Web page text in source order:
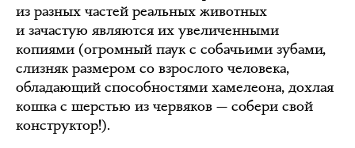
из разных частей реальных животных
и зачастую являются их увеличенными
копиями (огромный паук с собачьими зубами,
слизняк размером со взрослого человека,
обладающий способностями хамелеона, дохлая
кошка с шерстью из червяков — собери свой
конструктор!).